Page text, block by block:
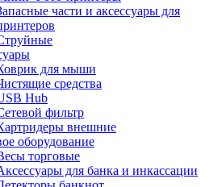
части и аксессуары для
для мыши
средства
Hub
фильтр
внешние
оборудование
торговые
для банка и инкассации